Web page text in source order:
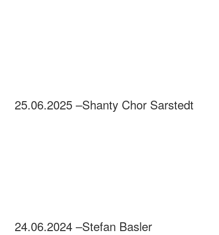
25.06.2025 –Shanty Chor Sarstedt
24.06.2024 –Stefan Basler